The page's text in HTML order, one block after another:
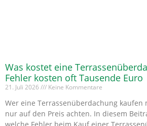
Was kostet eine
Fehler kosten oft Tausende Euro
21. Juli 2026 Keine Kommentare
Wer eine Terrassenüberdachung kaufen
nur auf den Preis achten. In diesem